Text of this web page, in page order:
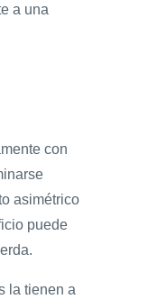
a una
con
asimétrico
puede
la tienen a